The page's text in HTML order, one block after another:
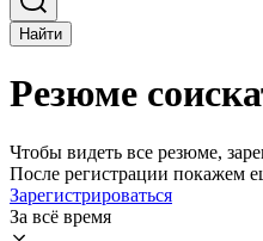
Найти
Резюме
Чтобы видеть все резюме,
После регистрации покажем
Зарегистрироваться
За всё время